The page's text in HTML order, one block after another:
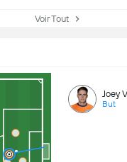
Voir Tout
Joey
But